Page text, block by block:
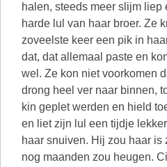
halen, steeds meer slijm liep
harde lul van haar broer. Ze
zoveelste keer een pik in
dat, dat allemaal paste en
wel. Ze kon niet voorkomen
drong heel ver naar binnen,
kin geplet werden en hield
en liet zijn lul een tijdje
haar snuiven. Hij zou haar is
nog maanden zou heugen.